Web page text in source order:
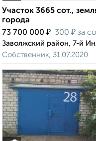
Участок 3665 сот.,
города
73 700 000 ₽ 300 ₽ за
Заволжский район, 7-й
Собственник, 31.07.2020